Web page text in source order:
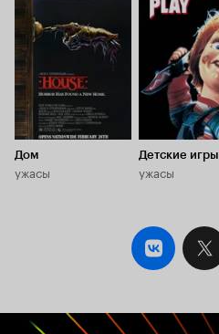
6.5
Дом
ужасы
6.7
Детские игры
ужасы